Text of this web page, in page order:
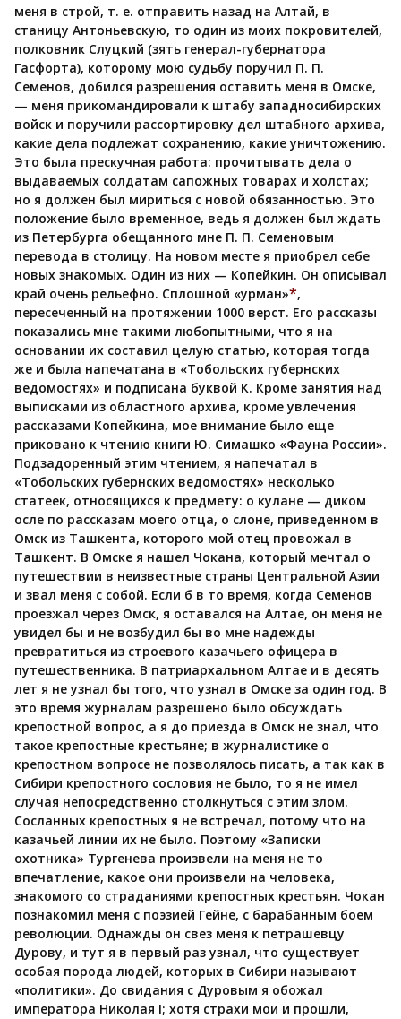
меня в строй, т. е. отправить назад на Алтай, в
станицу Антоньевскую, то один из моих покровителей,
полковник Слуцкий (зять генерал-губернатора
Гасфорта), которому мою судьбу поручил П. П.
Семенов, добился разрешения оставить меня в Омске,
— меня прикомандировали к штабу западносибирских
войск и поручили рассортировку дел штабного архива,
какие дела подлежат сохранению, какие уничтожению.
Это была прескучная работа: прочитывать дела о
выдаваемых солдатам сапожных товарах и холстах;
но я должен был мириться с новой обязанностью. Это
положение было временное, ведь я должен был ждать
из Петербурга обещанного мне П. П. Семеновым
перевода в столицу. На новом месте я приобрел себе
новых знакомых. Один из них — Копейкин. Он описывал
край очень рельефно. Сплошной «урман»*,
пересеченный на протяжении 1000 верст. Его рассказы
показались мне такими любопытными, что я на
основании их составил целую статью, которая тогда
же и была напечатана в «Тобольских губернских
ведомостях» и подписана буквой К. Кроме занятия над
выписками из областного архива, кроме увлечения
рассказами Копейкина, мое внимание было еще
приковано к чтению книги Ю. Симашко «Фауна России».
Подзадоренный этим чтением, я напечатал в
«Тобольских губернских ведомостях» несколько
статеек, относящихся к предмету: о кулане — диком
осле по рассказам моего отца, о слоне, приведенном в
Омск из Ташкента, которого мой отец провожал в
Ташкент. В Омске я нашел Чокана, который мечтал о
путешествии в неизвестные страны Центральной Азии
и звал меня с собой. Если б в то время, когда Семенов
проезжал через Омск, я оставался на Алтае, он меня не
увидел бы и не возбудил бы во мне надежды
превратиться из строевого казачьего офицера в
путешественника. В патриархальном Алтае и в десять
лет я не узнал бы того, что узнал в Омске за один год. В
это время журналам разрешено было обсуждать
крепостной вопрос, а я до приезда в Омск не знал, что
такое крепостные крестьяне; в журналистике о
крепостном вопросе не позволялось писать, а так как в
Сибири крепостного сословия не было, то я не имел
случая непосредственно столкнуться с этим злом.
Сосланных крепостных я не встречал, потому что на
казачьей линии их не было. Поэтому «Записки
охотника» Тургенева произвели на меня не то
впечатление, какое они произвели на человека,
знакомого со страданиями крепостных крестьян. Чокан
познакомил меня с поэзией Гейне, с барабанным боем
революции. Однажды он свез меня к петрашевцу
Дурову, и тут я в первый раз узнал, что существует
особая порода людей, которых в Сибири называют
«политики». До свидания с Дуровым я обожал
императора Николая I; хотя страхи мои и прошли,